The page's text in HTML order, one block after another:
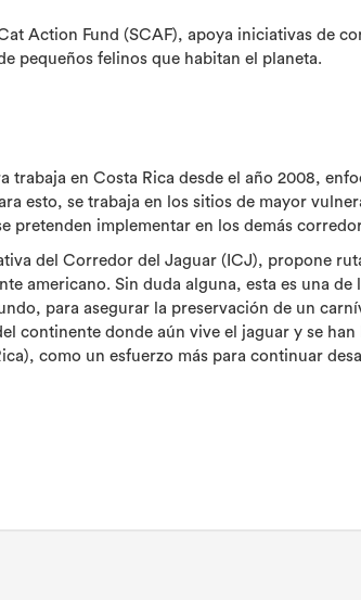
Action Fund (SCAF), apoya iniciativas de
pequeños felinos que habitan el planeta.
trabaja en Costa Rica desde el año 2008,
esto, se trabaja en los sitios de mayor
pretenden implementar en los demás
del Corredor del Jaguar (ICJ), propone
americano. Sin duda alguna, esta es una
para asegurar la preservación de un
continente donde aún vive el jaguar y se
como un esfuerzo más para continuar